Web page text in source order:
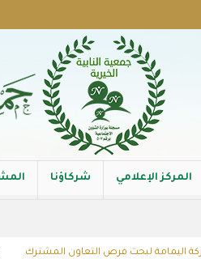
المركز الإعلامي شركاؤنا
اليمامة لبحث فرص التعاون المشترك